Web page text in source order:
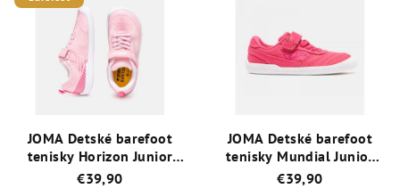
JOMA Detské barefoot
tenisky Horizon Junior
ružové
€39,90
JOMA Detské barefoot
tenisky Mundial Junior
ružové
€39,90